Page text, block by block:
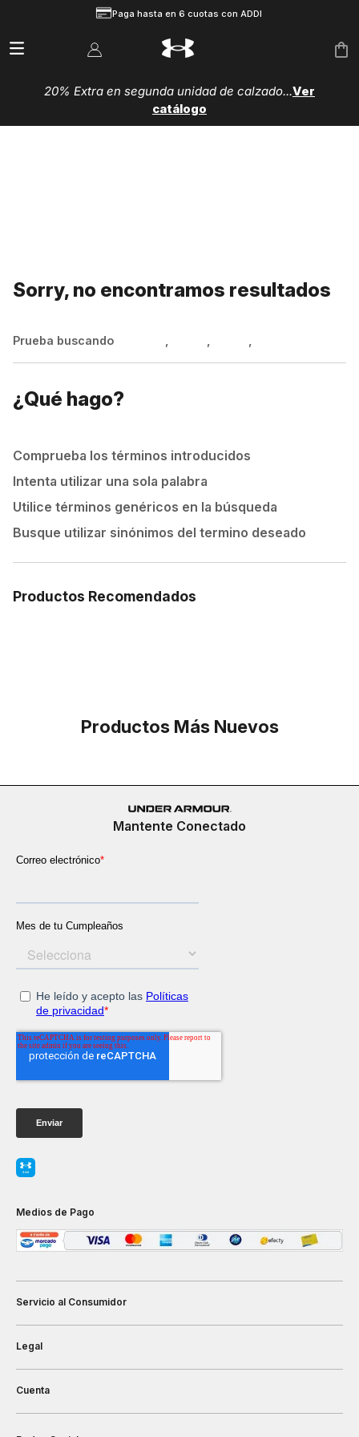
Paga hasta en 6 cuotas con ADDI
20% Extra en segunda unidad de calzado...Ver
catálogo
Sorry, no encontramos resultados
Prueba buscando , , ,
¿Qué hago?
Comprueba los términos introducidos
Intenta utilizar una sola palabra
Utilice términos genéricos en la búsqueda
Busque utilizar sinónimos del termino deseado
Productos Recomendados
Productos Más Nuevos
Mantente Conectado
Medios de Pago
Servicio al Consumidor
Legal
Cuenta